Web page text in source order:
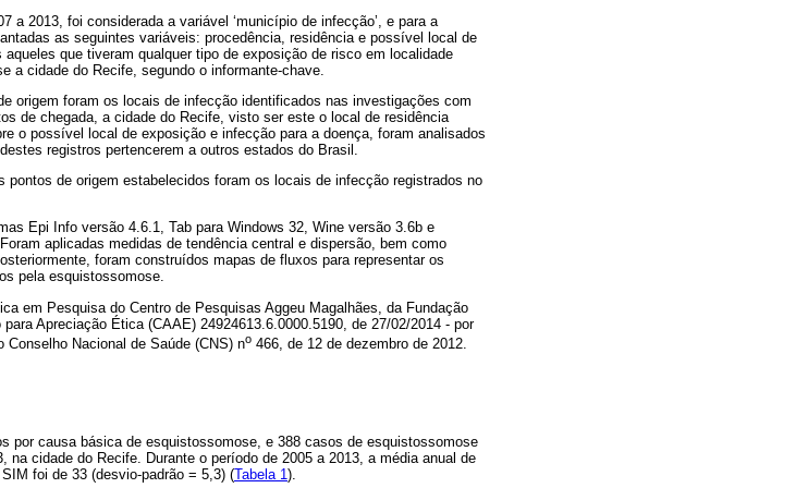
a 2013, foi considerada a variável ‘município de infecção’, e para a
as seguintes variáveis: procedência, residência e possível local de
que tiveram qualquer tipo de exposição de risco em localidade
a cidade do Recife, segundo o informante-chave.
origem foram os locais de infecção identificados nas investigações com
de chegada, a cidade do Recife, visto ser este o local de residência
o possível local de exposição e infecção para a doença, foram analisados
registros pertencerem a outros estados do Brasil.
pontos de origem estabelecidos foram os locais de infecção registrados no
Epi Info versão 4.6.1, Tab para Windows 32, Wine versão 3.6b e
aplicadas medidas de tendência central e dispersão, bem como
foram construídos mapas de fluxos para representar os
pela esquistossomose.
em Pesquisa do Centro de Pesquisas Aggeu Magalhães, da Fundação
Apreciação Ética (CAAE) 24924613.6.0000.5190, de 27/02/2014 - por
Nacional de Saúde (CNS) no 466, de 12 de dezembro de 2012.
por causa básica de esquistossomose, e 388 casos de esquistossomose
na cidade do Recife. Durante o período de 2005 a 2013, a média anual de
foi de 33 (desvio-padrão = 5,3) (Tabela 1).